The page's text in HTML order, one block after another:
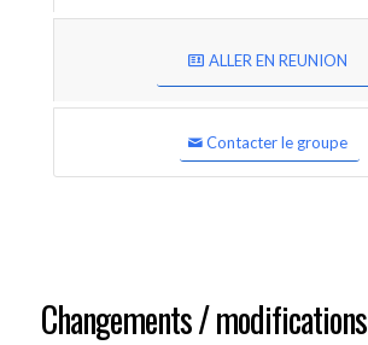
ALLER EN REUNION
Contacter le groupe
Changements / modifications